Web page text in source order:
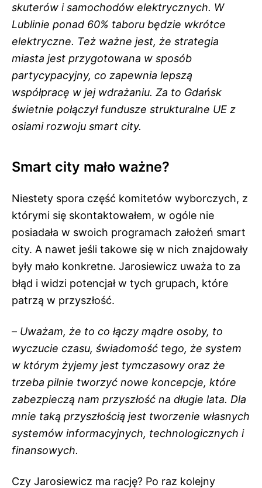
skuterów i samochodów elektrycznych. W
Lublinie ponad 60% taboru będzie wkrótce
elektryczne. Też ważne jest, że strategia
miasta jest przygotowana w sposób
partycypacyjny, co zapewnia lepszą
współpracę w jej wdrażaniu. Za to Gdańsk
świetnie połączył fundusze strukturalne UE z
osiami rozwoju smart city.
Smart city mało ważne?
Niestety spora część komitetów wyborczych, z
którymi się skontaktowałem, w ogóle nie
posiadała w swoich programach założeń smart
city. A nawet jeśli takowe się w nich znajdowały
były mało konkretne. Jarosiewicz uważa to za
błąd i widzi potencjał w tych grupach, które
patrzą w przyszłość.
– Uważam, że to co łączy mądre osoby, to
wyczucie czasu, świadomość tego, że system
w którym żyjemy jest tymczasowy oraz że
trzeba pilnie tworzyć nowe koncepcje, które
zabezpieczą nam przyszłość na długie lata. Dla
mnie taką przyszłością jest tworzenie własnych
systemów informacyjnych, technologicznych i
finansowych.
Czy Jarosiewicz ma rację? Po raz kolejny